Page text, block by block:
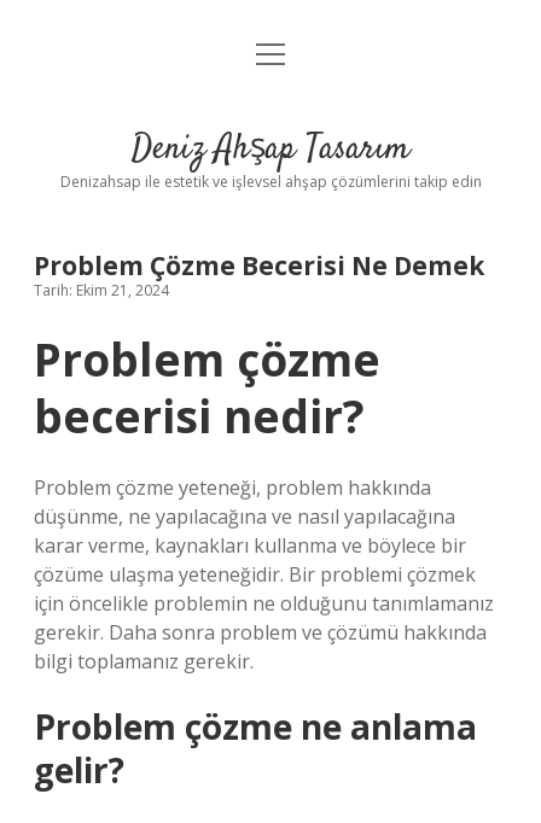
Anasayfa
Yasal Uyarı
menüyü
Deniz Ahşap Tasarım
Denizahsap ile estetik ve işlevsel ahşap çözümlerini takip edin
Problem Çözme Becerisi Ne Demek
Tarih: Ekim 21, 2024
Problem çözme
becerisi nedir?
Problem çözme yeteneği, problem hakkında
düşünme, ne yapılacağına ve nasıl yapılacağına
karar verme, kaynakları kullanma ve böylece bir
çözüme ulaşma yeteneğidir. Bir problemi çözmek
için öncelikle problemin ne olduğunu tanımlamanız
gerekir. Daha sonra problem ve çözümü hakkında
bilgi toplamanız gerekir.
Problem çözme ne anlama
gelir?